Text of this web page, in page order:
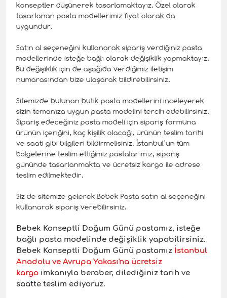
konseptler düşünerek tasarlamaktayız. Özel olarak
tasarlanan pasta modellerimiz fiyat olarak da
uygundur.
Satın al seçeneğini kullanarak sipariş verdiğiniz pasta
modellerinde isteğe bağlı olarak değişiklik yapmaktayız.
Bu değişiklik için de aşağıda verdiğimiz iletişim
numarasından bize ulaşarak bildirebilirsiniz.
Sitemizde bulunan butik pasta modellerini inceleyerek
sizin temanıza uygun pasta modelini tercih edebilirsiniz.
Sipariş edeceğiniz pasta modeli için sipariş formuna
ürünün içeriğini, kaç kişilik olacağı, ürünün teslim tarihi
ve saati gibi bilgileri bildirmelisiniz. İstanbul’un tüm
bölgelerine teslim ettiğimiz pastalarımız, sipariş
gününde tasarlanmakta ve ücretsiz kargo ile adrese
teslim edilmektedir.
Siz de sitemize gelerek Bebek Pasta satın al seçeneğini
kullanarak sipariş verebilirsiniz.
Bebek Konseptli Doğum Günü pastamız, isteğe
bağlı pasta modelinde değişiklik yapabilirsiniz.
Bebek Konseptli Doğum Günü pastamız İstanbul
Anadolu ve Avrupa Yakası'na ücretsiz
kargo imkanıyla beraber, dilediğiniz tarih ve
saatte teslim ediyoruz.